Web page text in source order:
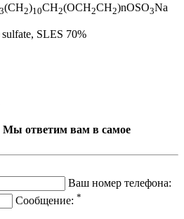
3(CH2)10CH2(OCH2CH2)nOSO3Na
SLES 70%
Мы ответим вам в самое
Ваш номер телефона:
Сообщение: *